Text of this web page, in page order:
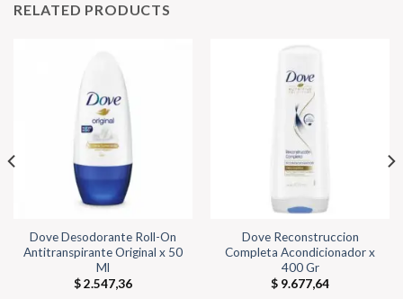
RELATED PRODUCTS
Dove Desodorante Roll-On
Antitranspirante Original x 50
Ml
$2.547,36
Dove Reconstruccion
Completa Acondicionador x
400 Gr
$ 9.677,64